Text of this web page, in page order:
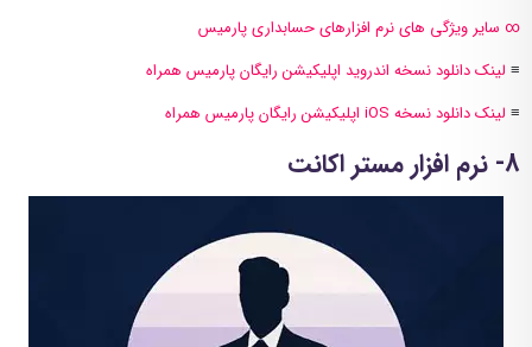
∞ سایر ویژگی های نرم افزارهای حسابداری پارمیس
≡ لینک دانلود نسخه اندروید اپلیکیشن رایگان پارمیس همراه
≡ لینک دانلود نسخه iOS اپلیکیشن رایگان پارمیس همراه
8- نرم افزار مستر اکانت